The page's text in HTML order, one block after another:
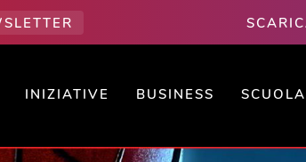
INIZIATIVE BUSINESS SCUOLA